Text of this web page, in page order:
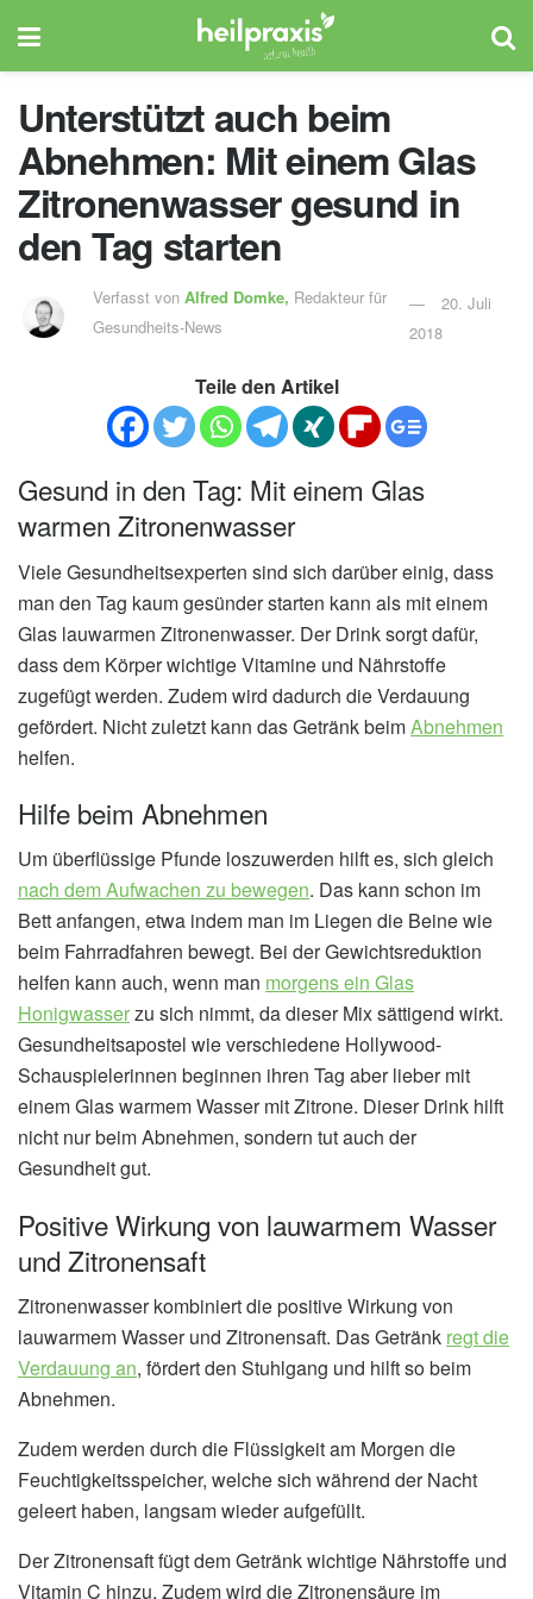
Unterstützt auch beim
Abnehmen: Mit einem Glas
Zitronenwasser gesund in
den Tag starten
Verfasst vonAlfred Domke, Redakteur für
Gesundheits-News
20. Juli
2018
Teile den Artikel
Gesund in den Tag: Mit einem Glas
warmen Zitronenwasser
Viele Gesundheitsexperten sind sich darüber einig, dass
man den Tag kaum gesünder starten kann als mit einem
Glas lauwarmen Zitronenwasser. Der Drink sorgt dafür,
dass dem Körper wichtige Vitamine und Nährstoffe
zugefügt werden. Zudem wird dadurch die Verdauung
gefördert. Nicht zuletzt kann das Getränk beimAbnehmen
helfen.
Hilfe beim Abnehmen
Um überflüssige Pfunde loszuwerden hilft es, sich gleich
nach dem Aufwachen zu bewegen. Das kann schon im
Bett anfangen, etwa indem man im Liegen die Beine wie
beim Fahrradfahren bewegt. Bei der Gewichtsreduktion
helfen kann auch, wenn man morgens ein Glas
Honigwasserzu sich nimmt, da dieser Mix sättigend wirkt.
Gesundheitsapostel wie verschiedene Hollywood-
Schauspielerinnen beginnen ihren Tag aber lieber mit
einem Glas warmem Wasser mit Zitrone. Dieser Drink hilft
nicht nur beim Abnehmen, sondern tut auch der
Gesundheit gut.
Positive Wirkung von lauwarmem Wasser
und Zitronensaft
Zitronenwasser kombiniert die positive Wirkung von
lauwarmem Wasser und Zitronensaft. Das Getränk regt die
Verdauung an, fördert den Stuhlgang und hilft so beim
Abnehmen.
Zudem werden durch die Flüssigkeit am Morgen die
Feuchtigkeitsspeicher, welche sich während der Nacht
geleert haben, langsam wieder aufgefüllt.
Der Zitronensaft fügt dem Getränk wichtige Nährstoffe und
Vitamin C hinzu. Zudem wird die Zitronensäure im